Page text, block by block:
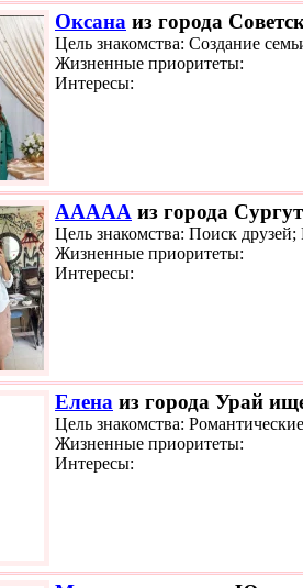
Оксана из города
Цель знакомства: Создание
Жизненные приоритеты:
Интересы:
ААААА из города
Цель знакомства: Поиск
Жизненные приоритеты:
Интересы:
Елена из города Урай
Цель знакомства:
Жизненные приоритеты:
Интересы: